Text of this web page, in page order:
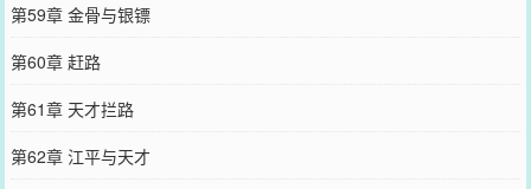
第59章 金骨与银镖
第60章 赶路
第61章 天才拦路
第62章 江平与天才